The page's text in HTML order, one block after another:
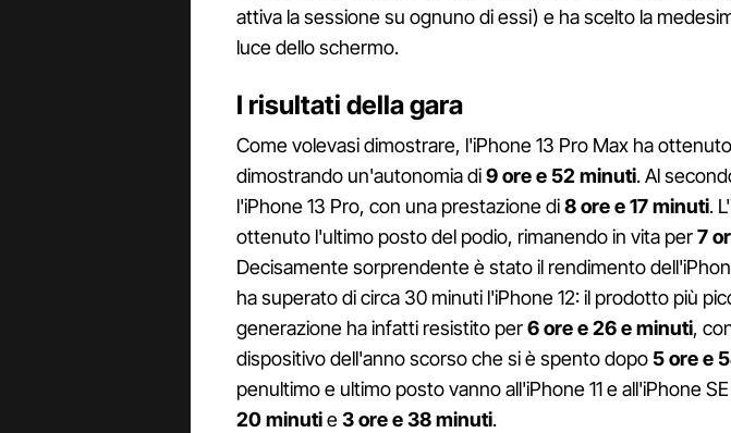
attiva la sessione su ognuno di essi) e ha scelto la
luce dello schermo.
I risultati della gara
Come volevasi dimostrare, l'iPhone 13 Pro Max ha
dimostrando un'autonomia di9 ore e 52 minuti. Al
l'iPhone 13 Pro, con una prestazione di8 ore e 17 minuti.
ottenuto l'ultimo posto del podio, rimanendo in vita per7
Decisamente sorprendente è stato il rendimento
ha superato di circa 30 minuti l'iPhone 12: il prodotto più
generazione ha infatti resistito per6 ore e 26 e minuti,
dispositivo dell'anno scorso che si è spento dopo 5 ore e
penultimo e ultimo posto vanno all'iPhone 11 e all'iPhone
20 minutie3 ore e 38 minuti.